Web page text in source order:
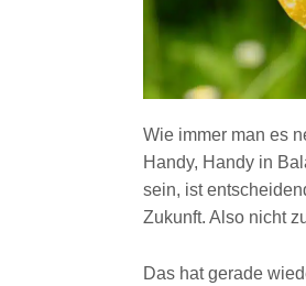
Wie immer man es
Handy, Handy in
sein, ist
Zukunft. Also nicht
Das hat gerade